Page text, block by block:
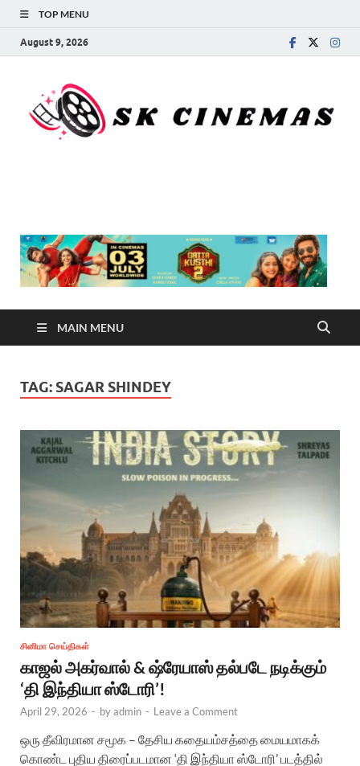
TOP MENU
August 9, 2026
MAIN MENU
TAG: SAGAR SHINDEY
சினிமா செய்திகள்
காஜல் அகர்வால் & ஷ்ரேயாஸ் தல்படே நடிக்கும்
‘தி இந்தியா ஸ்டோரி’!
April 29, 2026 - byadmin - Leave a Comment
ஒரு தீவிரமான சமூக – தேசிய கதையம்சத்தை மையமாகக்
கொண்ட புதிய திரைப்படமான ‘தி இந்தியா ஸ்டோரி’ படத்தில்